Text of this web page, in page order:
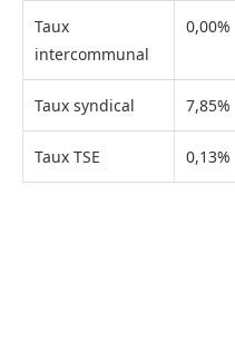
Taux
intercommunal
0,00%
Taux syndical 7,85%
Taux TSE 0,13%